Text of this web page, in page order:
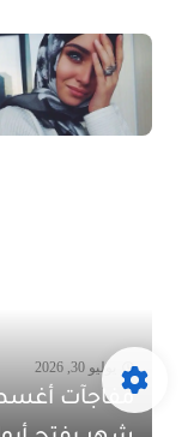
يوليو 30, 2026